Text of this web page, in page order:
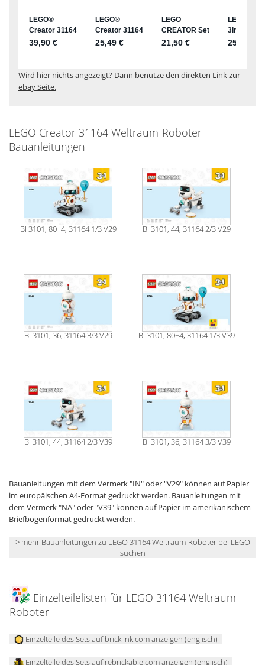
Wird hier nichts angezeigt? Dann benutze den direkten Link zur
ebay Seite.
LEGO Creator 31164 Weltraum-Roboter
Bauanleitungen
BI 3101, 80+4, 31164 1/3 V29 BI 3101, 44, 31164 2/3 V29
BI 3101, 36, 31164 3/3 V29 BI 3101, 80+4, 31164 1/3 V39
BI 3101, 44, 31164 2/3 V39 BI 3101, 36, 31164 3/3 V39
Bauanleitungen mit dem Vermerk "IN" oder "V29" können auf Papier
im europäischen A4-Format gedruckt werden. Bauanleitungen mit
dem Vermerk "NA" oder "V39" können auf Papier im amerikanischem
Briefbogenformat gedruckt werden.
> mehr Bauanleitungen zu LEGO 31164 Weltraum-Roboter bei LEGO
suchen
Einzelteilelisten für LEGO 31164 Weltraum-
Roboter
Einzelteile des Sets auf bricklink.com anzeigen (englisch)
Einzelteile des Sets auf rebrickable.com anzeigen (englisch)